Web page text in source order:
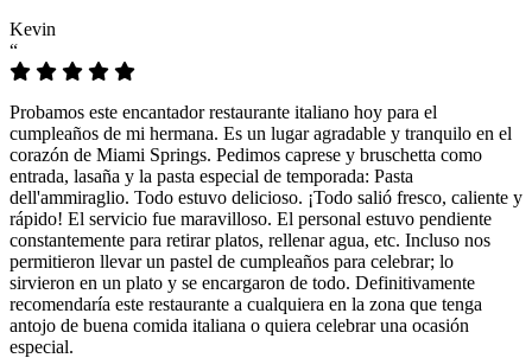
Kevin
“
Probamos este encantador restaurante italiano hoy para el
cumpleaños de mi hermana. Es un lugar agradable y tranquilo en el
corazón de Miami Springs. Pedimos caprese y bruschetta como
entrada, lasaña y la pasta especial de temporada: Pasta
dell'ammiraglio. Todo estuvo delicioso. ¡Todo salió fresco, caliente y
rápido! El servicio fue maravilloso. El personal estuvo pendiente
constantemente para retirar platos, rellenar agua, etc. Incluso nos
permitieron llevar un pastel de cumpleaños para celebrar; lo
sirvieron en un plato y se encargaron de todo. Definitivamente
recomendaría este restaurante a cualquiera en la zona que tenga
antojo de buena comida italiana o quiera celebrar una ocasión
especial.